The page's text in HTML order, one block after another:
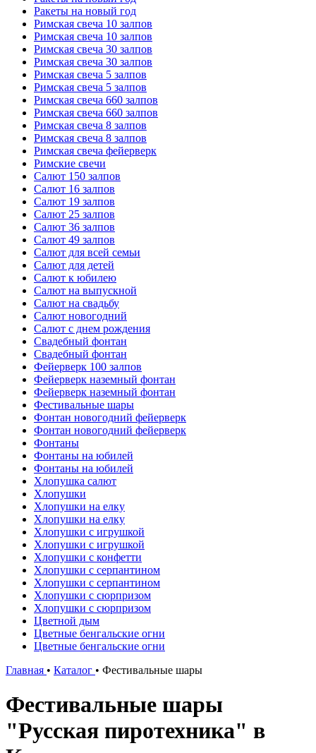
Ракеты на новый год
Римская свеча 10 залпов
Римская свеча 10 залпов
Римская свеча 30 залпов
Римская свеча 30 залпов
Римская свеча 5 залпов
Римская свеча 5 залпов
Римская свеча 660 залпов
Римская свеча 660 залпов
Римская свеча 8 залпов
Римская свеча 8 залпов
Римская свеча фейерверк
Римские свечи
Салют 150 залпов
Салют 16 залпов
Салют 19 залпов
Салют 25 залпов
Салют 36 залпов
Салют 49 залпов
Салют для всей семьи
Салют для детей
Салют к юбилею
Салют на выпускной
Салют на свадьбу
Салют новогодний
Салют с днем рождения
Свадебный фонтан
Свадебный фонтан
Фейерверк 100 залпов
Фейерверк наземный фонтан
Фейерверк наземный фонтан
Фестивальные шары
Фонтан новогодний фейерверк
Фонтан новогодний фейерверк
Фонтаны
Фонтаны на юбилей
Фонтаны на юбилей
Хлопушка салют
Хлопушки
Хлопушки на елку
Хлопушки на елку
Хлопушки с игрушкой
Хлопушки с игрушкой
Хлопушки с конфетти
Хлопушки с серпантином
Хлопушки с серпантином
Хлопушки с сюрпризом
Хлопушки с сюрпризом
Цветной дым
Цветные бенгальские огни
Цветные бенгальские огни
Главная • Каталог • Фестивальные шары
Фестивальные шары
"Русская пиротехника" в